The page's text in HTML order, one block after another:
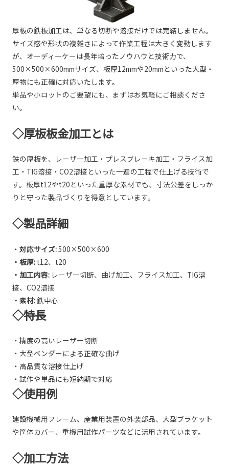
厚板の鉄板加工は、単なる切断や溶接だけでは完結しません。
サイズ感や形状の複雑さによって作業工程は大きく変動します
が、オーディーケーは長年培ったノウハウと技術力で、
500×500×600mmサイズ、板厚12mmや20mmといった大型・
厚物にも正確に対応いたします。
単品や小ロットのご要望にも、まずはお気軽にご相談くださ
い。
◇厚板板金加工とは
鉄の厚板を、レーザー加工・プレスブレーキ加工・フライス加
工・TIG溶接・CO2溶接といった一連の工程で仕上げる技術で
す。板厚t12やt20といった重厚な素材でも、寸法公差をしっか
りと守った製品づくりを得意としています。
◇製品詳細
・ 対応サイズ:500×500×600
・板厚:t12、t20
・加工内容:レーザー切断、曲げ加工、フライス加工、TIG溶
接、CO2溶接
・素材:鉄中心
◇特長
・精度の高いレーザー切断
・大型ベンダーによる正確な曲げ
・高品質な溶接仕上げ
・試作や単品にも短納期で対応
◇使用例
建設機械用フレーム、産業用装置の外装部品、大型ブラケット
や筐体カバー、重機用試作パーツなどに活用されています。
◇加工方法